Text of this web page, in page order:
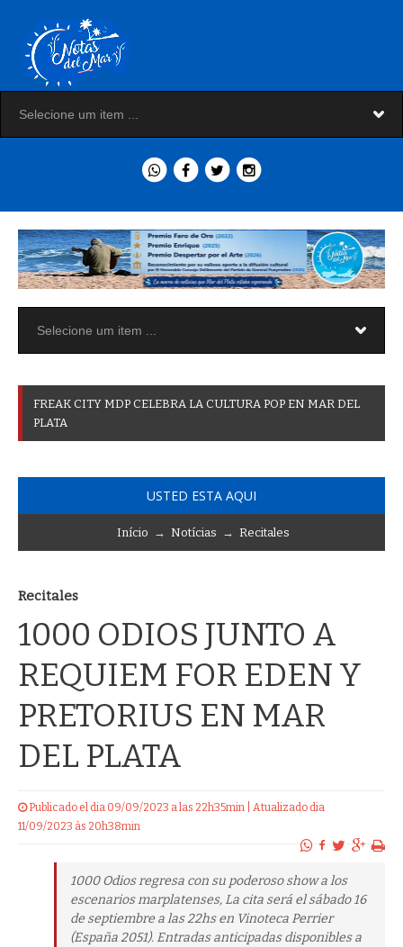
FREAK CITY MDP CELEBRA LA CULTURA POP EN MAR DEL
PLATA
USTED ESTA AQUI
Início → Notícias → Recitales
Recitales
1000 ODIOS JUNTO A
REQUIEM FOR EDEN Y
PRETORIUS EN MAR
DEL PLATA
Publicado el dia 09/09/2023 a las 22h35min | Atualizado dia
11/09/2023 às 20h38min
1000 Odios regresa con su poderoso show a los
escenarios marplatenses, La cita será el sábado 16
de septiembre a las 22hs en Vinoteca Perrier
(España 2051). Entradas anticipadas disponibles a